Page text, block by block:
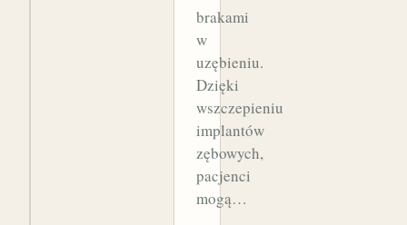
brakami
w
uzębieniu.
Dzięki
wszczepieniu
implantów
zębowych,
pacjenci
mogą…